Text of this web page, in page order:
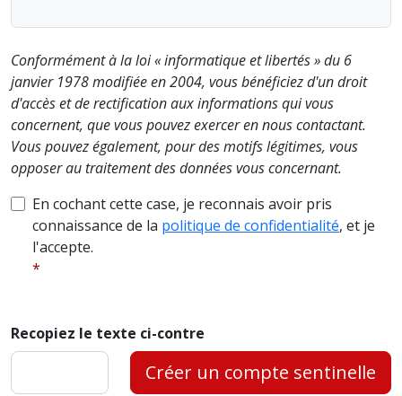
Conformément à la loi « informatique et libertés » du 6
janvier 1978 modifiée en 2004, vous bénéficiez d'un droit
d'accès et de rectification aux informations qui vous
concernent, que vous pouvez exercer en nous contactant.
Vous pouvez également, pour des motifs légitimes, vous
opposer au traitement des données vous concernant.
En cochant cette case, je reconnais avoir pris
connaissance de la politique de confidentialité, et je
l'accepte.
Recopiez le texte ci-contre
Créer un compte sentinelle